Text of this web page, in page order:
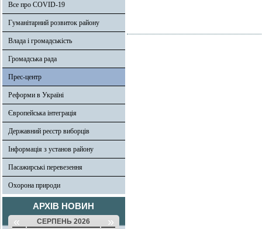
Все про COVID-19
Гуманітарний розвиток району
Влада і громадськість
Громадська рада
Прес-центр
Реформи в Україні
Європейська інтеграція
Державний реєстр виборців
Інформація з установ району
Пасажирські перевезення
Охорона природи
АРХІВ НОВИН
« СЕРПЕНЬ 2026 »